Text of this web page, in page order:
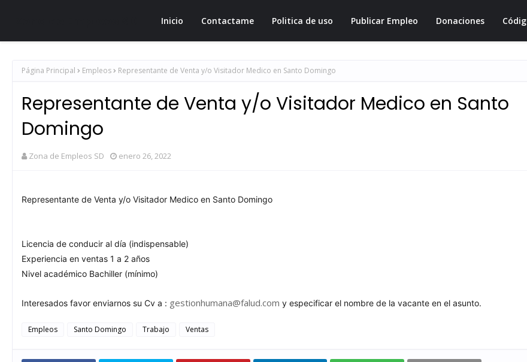
Inicio Contactame Politica de uso Publicar Empleo Donaciones
Página Principal Empleos Representante de Venta y/o Visitador Medico en Santo Domingo
Representante de Venta y/o Visitador Medico en Santo
Domingo
Zona de Empleos SD enero 26, 2022
Representante de Venta y/o Visitador Medico en Santo Domingo
Licencia de conducir al día (indispensable)
Experiencia en ventas 1 a 2 años
Nivel académico Bachiller (mínimo)
Interesados favor enviarnos su Cv a : gestionhumana@falud.com y especificar el nombre de la vacante en el asunto.
Empleos Santo Domingo Trabajo Ventas